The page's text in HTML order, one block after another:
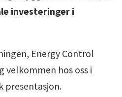
investeringer i
Energy Control
hos oss i
presentasjon.